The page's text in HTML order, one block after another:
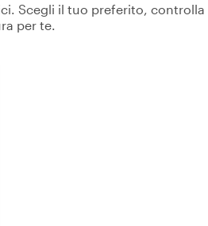
Scegli il tuo preferito, controlla
per te.